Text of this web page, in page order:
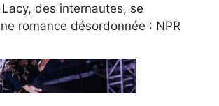
des internautes, se
romance désordonnée : NPR